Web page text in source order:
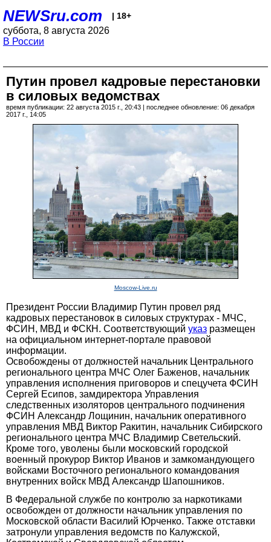
NEWSru.com | 18+
суббота, 8 августа 2026
В России
Путин провел кадровые перестановки
в силовых ведомствах
время публикации: 22 августа 2015 г., 20:43 | последнее обновление: 06 декабря
2017 г., 14:05
Moscow-Live.ru
Президент России Владимир Путин провел ряд
кадровых перестановок в силовых структурах - МЧС,
ФСИН, МВД и ФСКН. Соответствующий указ размещен
на официальном интернет-портале правовой
информации.
Освобождены от должностей начальник Центрального
регионального центра МЧС Олег Баженов, начальник
управления исполнения приговоров и спецучета ФСИН
Сергей Есипов, замдиректора Управления
следственных изоляторов центрального подчинения
ФСИН Александр Лощинин, начальник оперативного
управления МВД Виктор Ракитин, начальник Сибирского
регионального центра МЧС Владимир Светельский.
Кроме того, уволены были московский городской
военный прокурор Виктор Иванов и замкомандующего
войсками Восточного регионального командования
внутренних войск МВД Александр Шапошников.
В Федеральной службе по контролю за наркотиками
освобожден от должности начальник управления по
Московской области Василий Юрченко. Также отставки
затронули управления ведомств по Калужской,